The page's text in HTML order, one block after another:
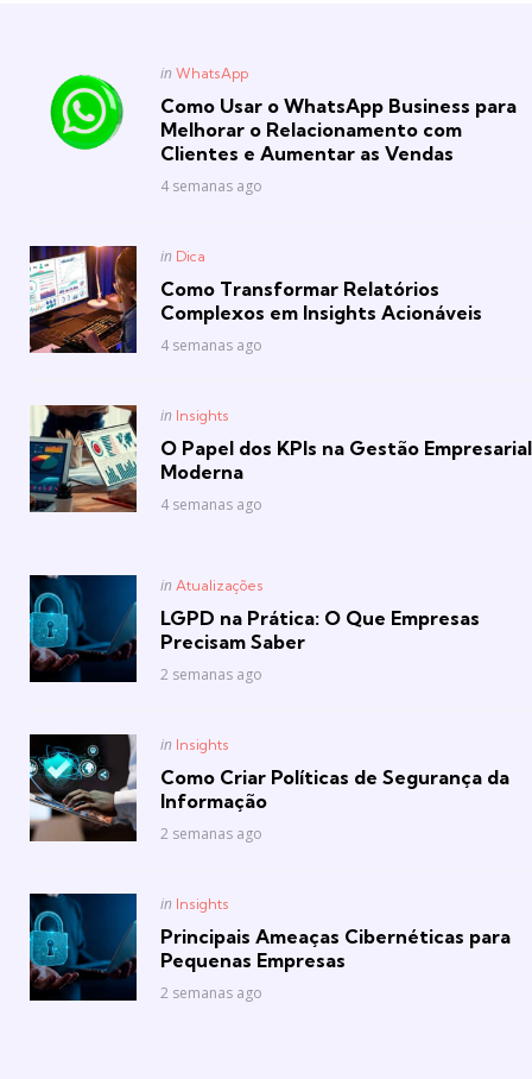
Posted
in WhatsApp
Como Usar o WhatsApp Business para
Melhorar o Relacionamento com
Clientes e Aumentar as Vendas
4 semanas ago
Posted
in Dica
Como Transformar Relatórios
Complexos em Insights Acionáveis
4 semanas ago
Posted
in Insights
O Papel dos KPIs na Gestão Empresarial
Moderna
4 semanas ago
Posted
in Atualizações
LGPD na Prática: O Que Empresas
Precisam Saber
2 semanas ago
Posted
in Insights
Como Criar Políticas de Segurança da
Informação
2 semanas ago
Posted
in Insights
Principais Ameaças Cibernéticas para
Pequenas Empresas
2 semanas ago